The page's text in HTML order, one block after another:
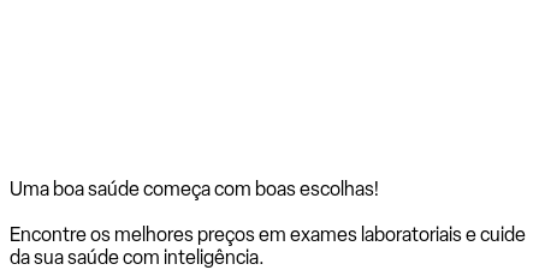
Uma boa saúde começa com boas escolhas!
Encontre os melhores preços em exames laboratoriais e cuide
da sua saúde com inteligência.